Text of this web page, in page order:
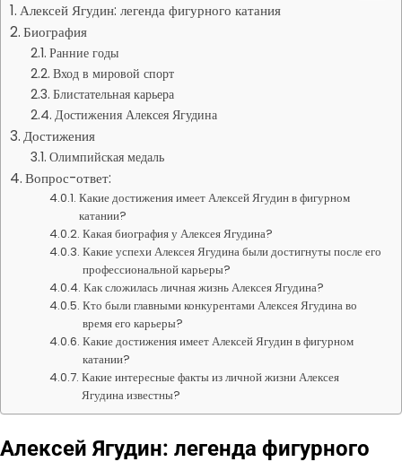
Алексей Ягудин: легенда фигурного катания
Биография
Ранние годы
Вход в мировой спорт
Блистательная карьера
Достижения Алексея Ягудина
Достижения
Олимпийская медаль
Вопрос-ответ:
Какие достижения имеет Алексей Ягудин в фигурном
катании?
Какая биография у Алексея Ягудина?
Какие успехи Алексея Ягудина были достигнуты после его
профессиональной карьеры?
Как сложилась личная жизнь Алексея Ягудина?
Кто были главными конкурентами Алексея Ягудина во
время его карьеры?
Какие достижения имеет Алексей Ягудин в фигурном
катании?
Какие интересные факты из личной жизни Алексея
Ягудина известны?
Алексей Ягудин: легенда фигурного